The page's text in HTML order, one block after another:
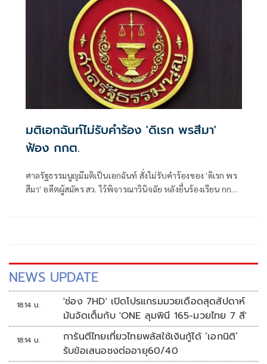
มติเอกฉันท์ไม่รับคำร้อง 'ดิเรก พรสีมา'
ฟ้อง กกต.
ศาลรัฐธรรมนูญมีมติเป็นเอกฉันท์ สั่งไม่รับคำร้องของ 'ดิเรก พร
สีมา' อดีตผู้สมัคร สว. ไว้พิจารณาวินิจฉัย หลังยื่นร้องเรียน กกต.
NEWS UPDATE
18:14 น.
'ช่อง 7HD' เปิดโปรแกรมมวยเดือดสุดสัปดาห์
มันจัดเต็มกับ 'ONE ลุมพินี 165-มวยไทย 7 สี'
18:14 น.
การันตีไทยเที่ยวไทยพลัสใช้เงินกู้ได้ ‘เอกนิติ’
รับข้อเสนอชงต่ออายุ60/40